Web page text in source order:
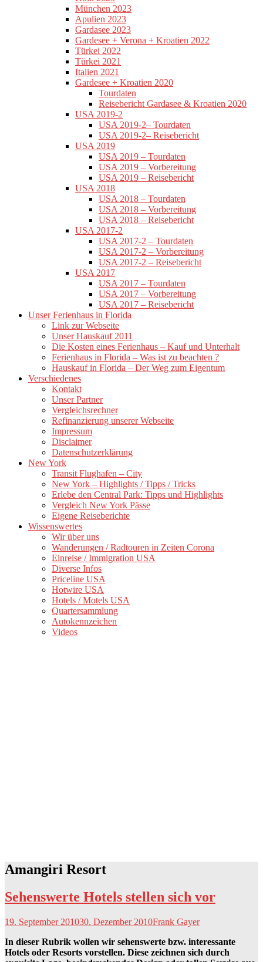
München 2023
Apulien 2023
Gardasee 2023
Gardesee + Verona + Kroatien 2022
Türkei 2022
Türkei 2021
Italien 2021
Gardesee + Kroatien 2020
Tourdaten
Reisebericht Gardasee & Kroatien 2020
USA 2019-2
USA 2019-2– Tourdaten
USA 2019-2– Reisebericht
USA 2019
USA 2019 – Tourdaten
USA 2019 – Vorbereitung
USA 2019 – Reisebericht
USA 2018
USA 2018 – Tourdaten
USA 2018 – Vorbereitung
USA 2018 – Reisebericht
USA 2017-2
USA 2017-2 – Tourdaten
USA 2017-2 – Vorbereitung
USA 2017-2 – Reisebericht
USA 2017
USA 2017 – Tourdaten
USA 2017 – Vorbereitung
USA 2017 – Reisebericht
Unser Ferienhaus in Florida
Link zur Webseite
Unser Hauskauf 2011
Die Kosten eines Ferienhaus – Kauf und Unterhalt
Ferienhaus in Florida – Was ist zu beachten ?
Hauskauf in Florida – Der Weg zum Eigentum
Verschiedenes
Kontakt
Unser Partner
Vergleichsrechner
Refinanzierung unserer Webseite
Impressum
Disclaimer
Datenschutzerklärung
New York
Transit Flughafen – City
New York – Highlights / Tipps / Tricks
Erlebe den Central Park: Tipps und Highlights
Vergleich New York Pässe
Eigene Reiseberichte
Wissenswertes
Wir über uns
Wanderungen / Radtouren in Zeiten Corona
Einreise / Immigration USA
Diverse Infos
Priceline USA
Hotwire USA
Hotels / Motels USA
Quartersammlung
Autokennzeichen
Videos
Amangiri Resort
Sehenswerte Hotels stellen sich vor
19. September 201030. Dezember 2010Frank Gayer
In dieser Rubrik wollen wir sehenswerte bzw. interessante
Hotels oder Resorts vorstellen. Diese zeichnen sich durch